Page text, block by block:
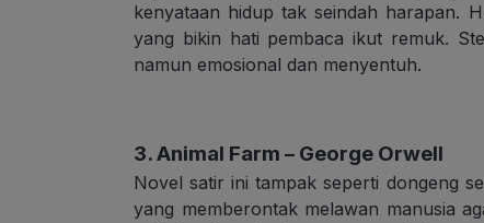
kenyataan hidup tak seindah harapan.
yang bikin hati pembaca ikut remuk.
namun emosional dan menyentuh.
3. Animal Farm – George Orwell
Novel satir ini tampak seperti dongeng
yang memberontak melawan manusia